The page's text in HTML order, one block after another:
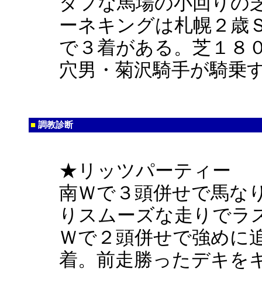
ーネキングは札幌２歳
で３着がある。芝１８
穴男・菊沢騎手が騎乗
■ 調教診断
★リッツパーティー
南Ｗで３頭併せで馬な
りスムーズな走りでラ
Ｗで２頭併せで強めに
着。前走勝ったデキを